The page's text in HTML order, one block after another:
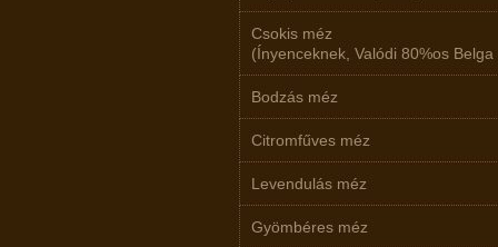
Csokis méz
(Ínyenceknek, Valódi 80%os
Bodzás méz
Citromfűves méz
Levendulás méz
Gyömbéres méz